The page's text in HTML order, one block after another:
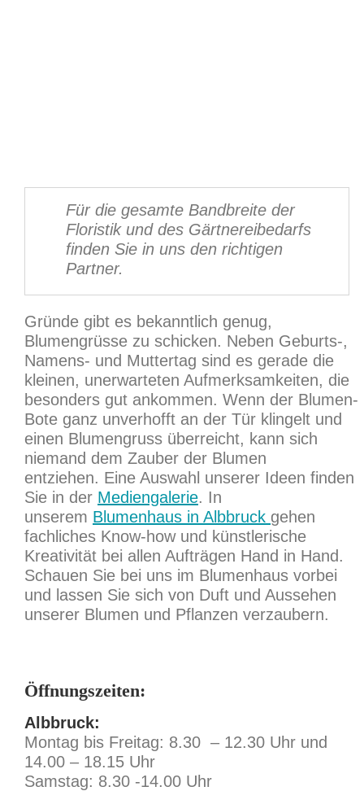
Für die gesamte Bandbreite der
Floristik und des Gärtnereibedarfs
finden Sie in uns den richtigen
Partner.
Gründe gibt es bekanntlich genug,
Blumengrüsse zu schicken. Neben Geburts-,
Namens- und Muttertag sind es gerade die
kleinen, unerwarteten Aufmerksamkeiten, die
besonders gut ankommen. Wenn der Blumen-
Bote ganz unverhofft an der Tür klingelt und
einen Blumengruss überreicht, kann sich
niemand dem Zauber der Blumen
entziehen. Eine Auswahl unserer Ideen finden
Sie in der Mediengalerie. In
unserem Blumenhaus in Albbruck gehen
fachliches Know-how und künstlerische
Kreativität bei allen Aufträgen Hand in Hand.
Schauen Sie bei uns im Blumenhaus vorbei
und lassen Sie sich von Duft und Aussehen
unserer Blumen und Pflanzen verzaubern.
Öffnungszeiten:
Albbruck:
Montag bis Freitag: 8.30 – 12.30 Uhr und
14.00 – 18.15 Uhr
Samstag: 8.30 -14.00 Uhr